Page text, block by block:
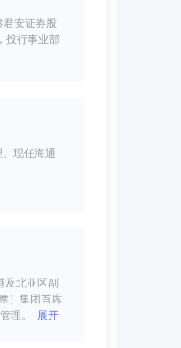
安证券股
投行事业部
现任海通
北亚区副
）集团首席
理。2020
展开